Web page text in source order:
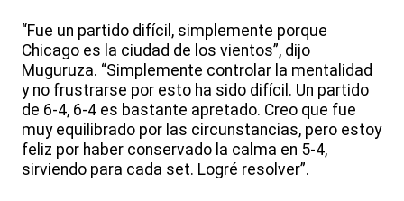
“Fue un partido difícil, simplemente porque
Chicago es la ciudad de los vientos”, dijo
Muguruza. “Simplemente controlar la mentalidad
y no frustrarse por esto ha sido difícil. Un partido
de 6-4, 6-4 es bastante apretado. Creo que fue
muy equilibrado por las circunstancias, pero estoy
feliz por haber conservado la calma en 5-4,
sirviendo para cada set. Logré resolver”.